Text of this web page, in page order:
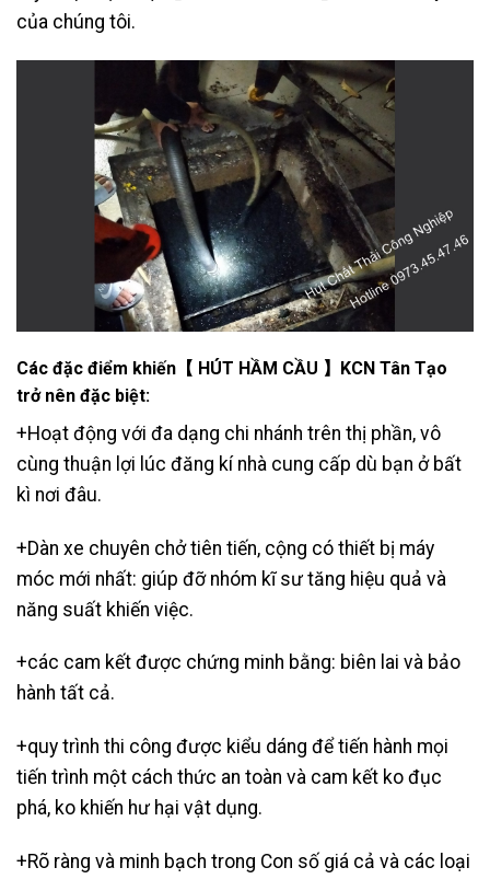
của chúng tôi.
Các đặc điểm khiến【 HÚT HẦM CẦU 】KCN Tân Tạo
trở nên đặc biệt:
+Hoạt động với đa dạng chi nhánh trên thị phần, vô
cùng thuận lợi lúc đăng kí nhà cung cấp dù bạn ở bất
kì nơi đâu.
+Dàn xe chuyên chở tiên tiến, cộng có thiết bị máy
móc mới nhất: giúp đỡ nhóm kĩ sư tăng hiệu quả và
năng suất khiến việc.
+các cam kết được chứng minh bằng: biên lai và bảo
hành tất cả.
+quy trình thi công được kiểu dáng để tiến hành mọi
tiến trình một cách thức an toàn và cam kết ko đục
phá, ko khiến hư hại vật dụng.
+Rõ ràng và minh bạch trong Con số giá cả và các loại